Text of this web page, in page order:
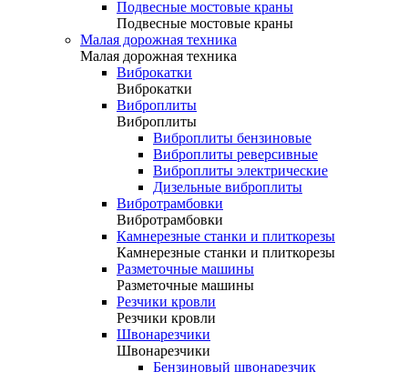
Подвесные мостовые краны
Подвесные мостовые краны
Малая дорожная техника
Малая дорожная техника
Виброкатки
Виброкатки
Виброплиты
Виброплиты
Виброплиты бензиновые
Виброплиты реверсивные
Виброплиты электрические
Дизельные виброплиты
Вибротрамбовки
Вибротрамбовки
Камнерезные станки и плиткорезы
Камнерезные станки и плиткорезы
Разметочные машины
Разметочные машины
Резчики кровли
Резчики кровли
Швонарезчики
Швонарезчики
Бензиновый швонарезчик